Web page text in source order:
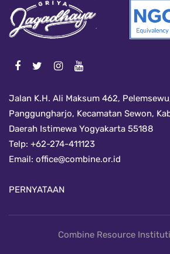
Jalan K.H. Ali Maksum 462,
Panggungharjo, Kecamatan Sewon,
Daerah Istimewa Yogyakarta 55188
Telp: +62-274-411123
Email: office@combine.or.id
PERNYATAAN
Combine Resource